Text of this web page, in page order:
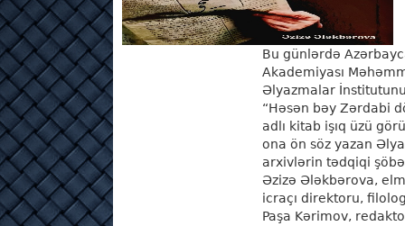
Bu günlərdə
Akademiyası
Əlyazmalar
“Həsən bəy Zərdabi
adlı kitab işıq üzü
ona ön söz yazan
arxivlərin tədqiqi
Əzizə Ələkbərova,
icraçı direktoru,
Paşa Kərimov,